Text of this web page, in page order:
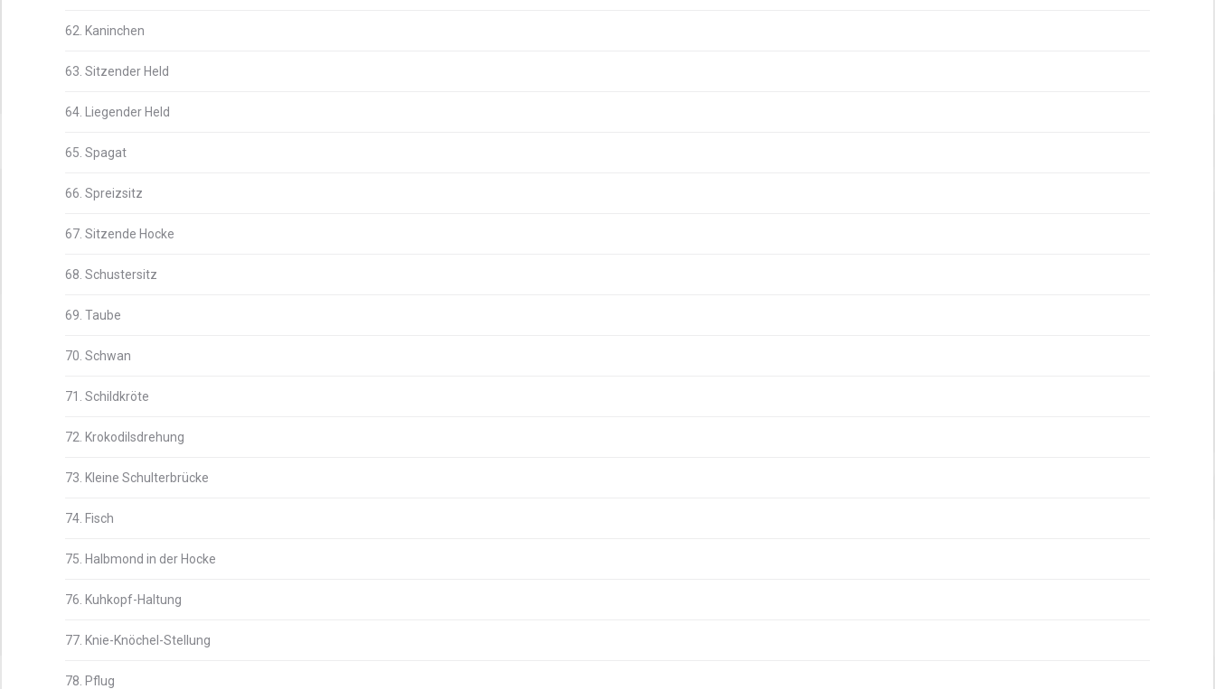
62. Kaninchen
63. Sitzender Held
64. Liegender Held
65. Spagat
66. Spreizsitz
67. Sitzende Hocke
68. Schustersitz
69. Taube
70. Schwan
71. Schildkröte
72. Krokodilsdrehung
73. Kleine Schulterbrücke
74. Fisch
75. Halbmond in der Hocke
76. Kuhkopf-Haltung
77. Knie-Knöchel-Stellung
78. Pflug